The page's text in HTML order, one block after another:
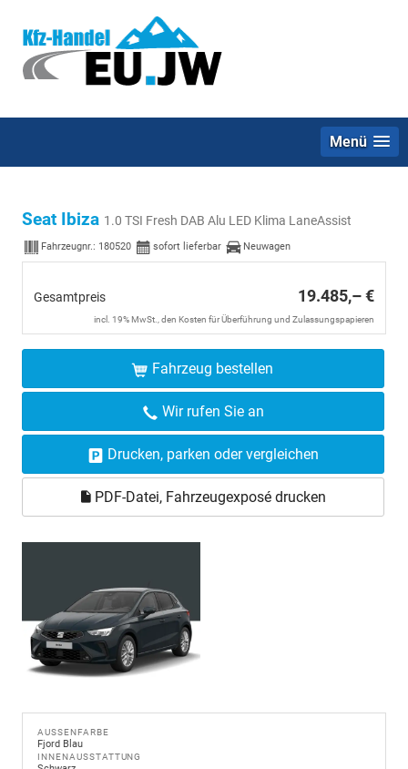
Menü
Seat Ibiza 1.0 TSI Fresh DAB Alu LED Klima LaneAssist
Fahrzeugnr.: 180520 sofort lieferbar Neuwagen
Gesamtpreis 19.485,– €
incl. 19% MwSt., den Kosten für Überführung und Zulassungspapieren
Fahrzeug bestellen
Wir rufen Sie an
Drucken, parken oder vergleichen
PDF-Datei, Fahrzeugexposé drucken
AUSSENFARBE
Fjord Blau
INNENAUSSTATTUNG